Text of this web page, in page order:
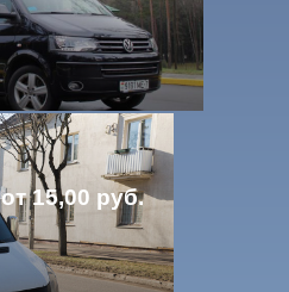
от 15,00 руб.